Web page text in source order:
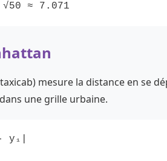
≈ 7.071
mesure la distance en se
une grille urbaine.
y₁|